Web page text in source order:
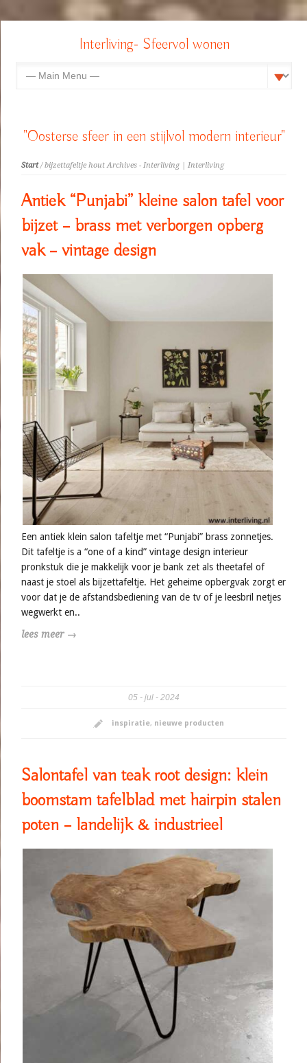
Interliving- Sfeervol wonen
"Oosterse sfeer in een stijlvol modern interieur"
Start/ bijzettafeltje hout Archives - Interliving | Interliving
Antiek “Punjabi” kleine salon tafel voor
bijzet – brass met verborgen opberg
vak – vintage design
Een antiek klein salon tafeltje met “Punjabi” brass zonnetjes.
Dit tafeltje is a “one of a kind” vintage design interieur
pronkstuk die je makkelijk voor je bank zet als theetafel of
naast je stoel als bijzettafeltje. Het geheime opbergvak zorgt er
voor dat je de afstandsbediening van de tv of je leesbril netjes
wegwerkt en..
lees meer →
05 jul 2024
inspiratie, nieuwe producten
Salontafel van teak root design: klein
boomstam tafelblad met hairpin stalen
poten – landelijk & industrieel